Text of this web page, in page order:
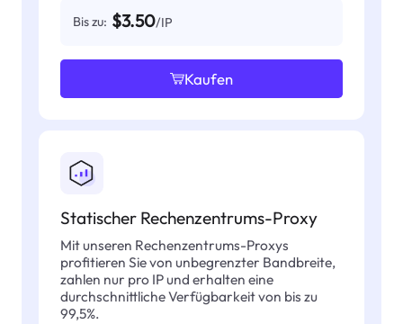
Bis zu: $3.50/IP
Kaufen
Statischer Rechenzentrums-Proxy
Mit unseren Rechenzentrums-Proxys
profitieren Sie von unbegrenzter Bandbreite,
zahlen nur pro IP und erhalten eine
durchschnittliche Verfügbarkeit von bis zu
99,5%.